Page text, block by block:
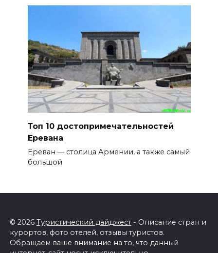
Топ 10 достопримечательностей
Еревана
Ереван — столица Армении, а также самый
большой
© 2026 Туристический дайджест - Описание стран и
курортов, фото отелей, отзывы туристов.
Обращаем ваше внимание на то, что данный